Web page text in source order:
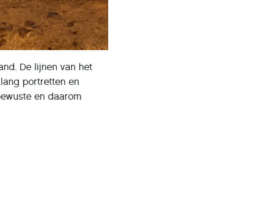
De lijnen van het
portretten en
en daarom